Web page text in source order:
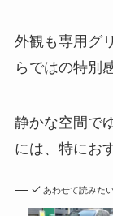
外観も専用グ
らではの特別
静かな空間で
には、特にお
あわせて読みた